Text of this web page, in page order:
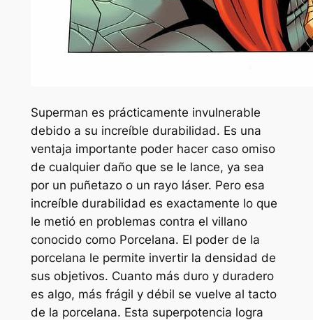
Superman es prácticamente invulnerable
debido a su increíble durabilidad. Es una
ventaja importante poder hacer caso omiso
de cualquier daño que se le lance, ya sea
por un puñetazo o un rayo láser. Pero esa
increíble durabilidad es exactamente lo que
le metió en problemas contra el villano
conocido como Porcelana. El poder de la
porcelana le permite invertir la densidad de
sus objetivos. Cuanto más duro y duradero
es algo, más frágil y débil se vuelve al tacto
de la porcelana. Esta superpotencia logra